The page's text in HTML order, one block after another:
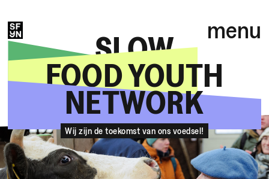
menu
Wij zijn de toekomst van ons voedsel!
SLOW
FOOD YOUTH
NETWORK